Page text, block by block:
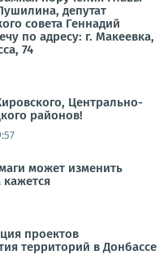
депутат
совета Геннадий
по адресу: г. Макеевка,
74
Центрально-
районов!
может изменить
проектов
территорий в Донбассе